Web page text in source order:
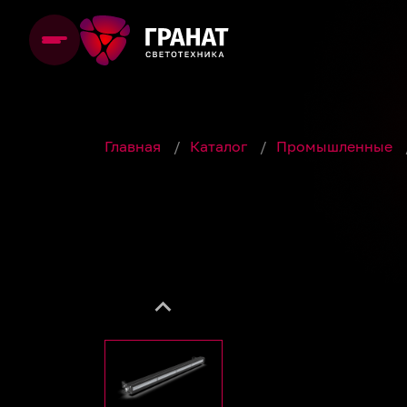
Главная / Каталог / Промышленные